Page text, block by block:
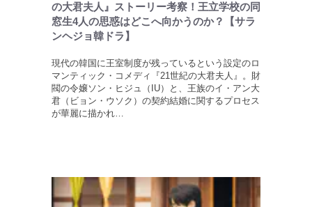
の大君夫人』ストーリー考察！王立学校の同
窓生4人の思惑はどこへ向かうのか？【サラ
ンヘジョ韓ドラ】
現代の韓国に王室制度が残っているという設定のロ
マンティック・コメディ『21世紀の大君夫人』。財
閥の令嬢ソン・ヒジュ（IU）と、王族のイ・アン大
君（ビョン・ウソク）の契約結婚に関するプロセス
が華麗に描かれ…